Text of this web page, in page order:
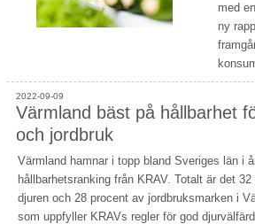
med
ny
2022-09-09
Värmland bäst på hållbarhet
och jordbruk
Värmland hamnar i topp bland Sveriges län i
hållbarhetsranking från KRAV. Totalt är det
djuren och 28 procent av jordbruksmarken i
som uppfyller KRAVs regler för god